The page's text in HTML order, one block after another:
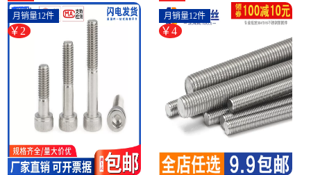
头螺丝钉M4M5M6-螺纹钢(添瑞
旗舰店仅售1.6元)
￥2
月销量12件
纹棒M2M2.5M3-螺纹钢(琦城五
金专营店仅售3.6元)
￥4
月销量12件